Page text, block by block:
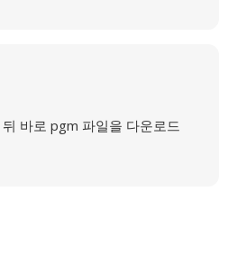
바로 pgm 파일을 다운로드